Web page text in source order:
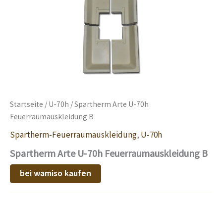
Startseite / U-70h / Spartherm Arte U-70h
Feuerraumauskleidung B
Spartherm-Feuerraumauskleidung, U-70h
Spartherm Arte U-70h Feuerraumauskleidung B
bei wamiso kaufen